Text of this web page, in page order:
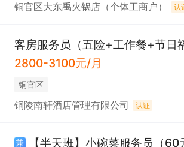
铜官区大东禹火锅店（个体工商户） 认
客房服务员（五险+工作餐+节日
2800-3100元/月
铜官区
铜陵南轩酒店管理有限公司 认证
兼